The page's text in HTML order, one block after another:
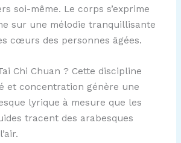
soi-même. Le corps s’exprime
sur une mélodie tranquillisante
cœurs des personnes âgées.
Chi Chuan ? Cette discipline
et concentration génère une
lyrique à mesure que les
tracent des arabesques